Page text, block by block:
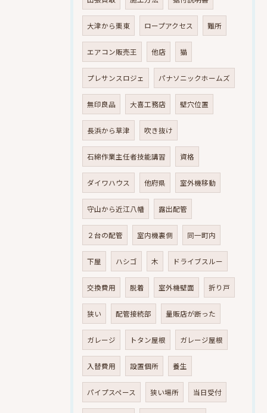
大津から栗東 ロープアクセス 難所
エアコン販売王 他店 猫
プレサンスロジェ パナソニックホームズ
無印良品 大喜工務店 壁穴位置
長浜から草津 吹き抜け
石綿作業主任者技能講習 資格
ダイワハウス 他府県 室外機移動
守山から近江八幡 露出配管
２台の配管 室内機裏側 同一町内
下屋 ハシゴ 木 ドライブスルー
交換費用 脱着 室外機壁面 折り戸
狭い 配管接続部 量販店が断った
ガレージ トタン屋根 ガレージ屋根
入替費用 設置個所 養生
パイプスペース 狭い場所 当日受付